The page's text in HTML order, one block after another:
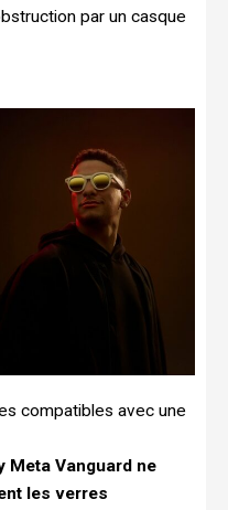
par un casque
compatibles avec une
Meta Vanguard ne
les verres